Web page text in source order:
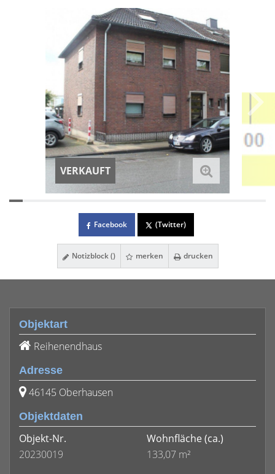
VERKAUFT
Facebook (Twitter)
Notizblock () merken drucken
Objektart
Reihenendhaus
Adresse
46145 Oberhausen
Objektdaten
Objekt-Nr.
20230019
Wohnfläche (ca.)
133,07 m²